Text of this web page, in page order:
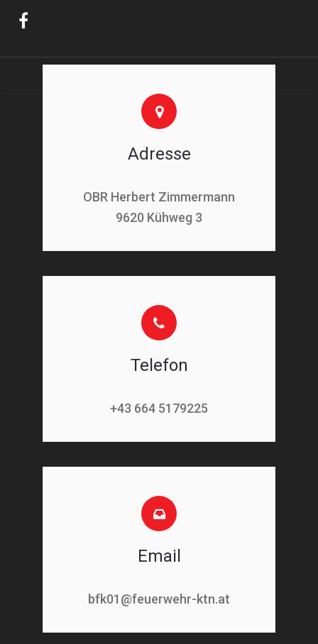
Adresse
OBR Herbert Zimmermann
9620 Kühweg 3
Telefon
+43 664 5179225
Email
bfk01@feuerwehr-ktn.at